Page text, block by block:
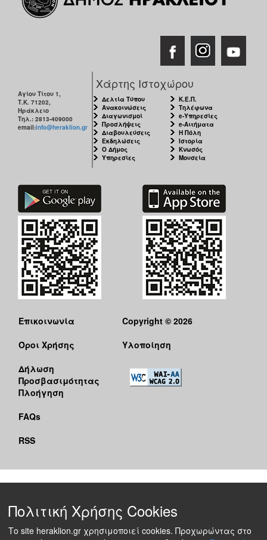
Αγίου Τίτου 1,
Τ.Κ. 71202,
Ηράκλειο
Τηλ.: 2813-409000
email:info@heraklion.gr
Χάρτης Ιστοχώρου
Δελτία Τύπου
Ανακοινώσεις
Διαγωνισμοί
Προσλήψεις
Διαβουλεύσεις
Εκδηλώσεις
Ο Δήμος
Υπηρεσίες
Κ.Ε.Π.
Τηλέφωνα
e-Υπηρεσίες
e-Αιτήματα
Η Πόλη
Ιστορία
Κνωσός
Μουσεία
Επικοινωνία
Όροι Χρήσης
Δήλωση
Προσβασιμότητας
Πλοήγηση
FAQs
RSS
Copyright © 2026
Υλοποίηση
Πολιτική Χρήσης Cookies
Το site heraklion.gr χρησιμοποιεί cookies. Προχωρώντας στο